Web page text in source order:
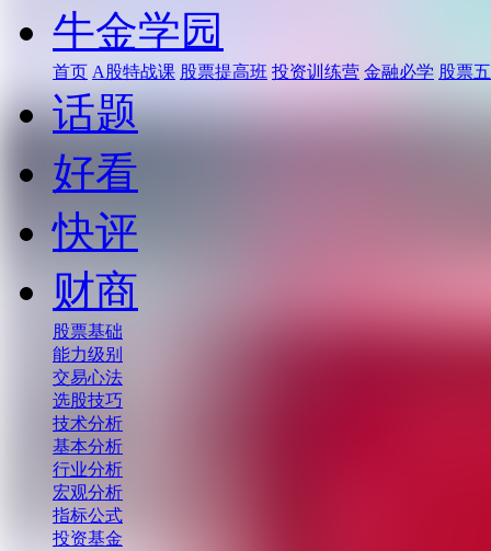
牛金学园
首页 A股特战课 股票提高班 投资训练营 金融必学 股票
话题
好看
快评
财商
股票基础
能力级别
交易心法
选股技巧
技术分析
基本分析
行业分析
宏观分析
指标公式
投资基金